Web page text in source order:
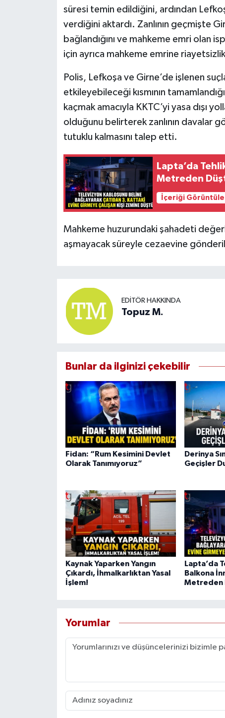
süresi temin edildiğini, ardından
verdiğini aktardı. Zanlının geçmişte
bağlandığını ve mahkeme emri olan
için ayrıca mahkeme emrine
Polis, Lefkoşa ve Girne’de işlenen
etkileyebileceği kısmının
kaçmak amacıyla KKTC’yi yasa dışı
olduğunu belirterek zanlının davalar
tutuklu kalmasını talep etti.
Lapta’da
Metreden
İçeriği Görüntüle
Mahkeme huzurundaki şahadeti
aşmayacak süreyle cezaevine
EDITÖR HAKKINDA
Topuz M.
Bunlar da ilginizi çekebilir
Fidan: “Rum Kesimini Devlet
Olarak Tanımıyoruz”
Derinya
Geçişler
Kaynak Yaparken Yangın
Çıkardı, İhmalkarlıktan Yasal
İşlem!
Lapta’da
Balkona
Metreden
Yorumlar